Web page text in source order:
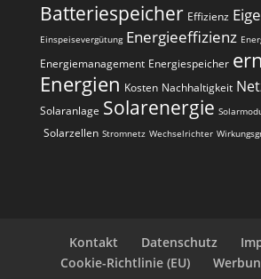
Batteriespeicher Effizienz
Einspeisevergütung Energieeffizienz
Energiemanagement Energiespeicher
Energien Kosten Nachhaltigkeit
Solaranlage Solarenergie
Solarzellen Stromnetz Wechselrichter
Kontakt Datenschutz
Cookie-Richtlinie (EU)